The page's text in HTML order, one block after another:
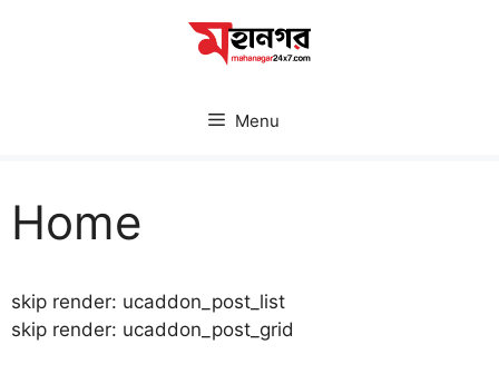
Menu
Home
skip render: ucaddon_post_list
skip render: ucaddon_post_grid